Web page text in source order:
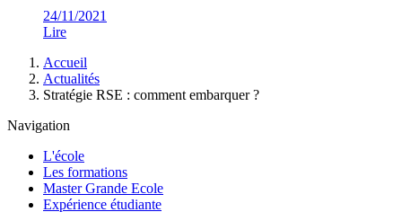
24/11/2021
Lire
d'Ariane
Accueil
Actualités
Stratégie RSE : comment embarquer ?
Navigation
L'école
Les formations
Master Grande Ecole
Expérience étudiante